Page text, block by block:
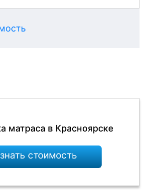
матраса в Красноярске
стоимость